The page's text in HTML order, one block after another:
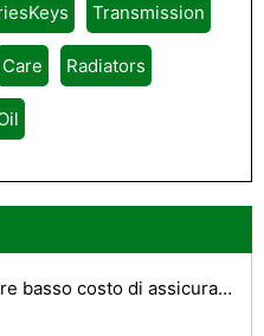
Transmission
Care Radiators
Suggerimenti per ottenere basso costo di assicurazione auto per gli uomini